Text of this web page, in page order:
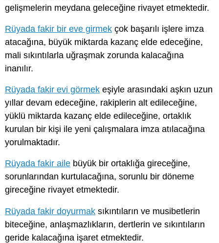
gelişmelerin meydana geleceğine rivayet etmektedir.
Rüyada fakir bir eve girmek çok başarılı işlere imza
atacağına, büyük miktarda kazanç elde edeceğine,
mali sıkıntılarla uğraşmak zorunda kalacağına
inanılır.
Rüyada fakir evi görmek eşiyle arasındaki aşkın uzun
yıllar devam edeceğine, rakiplerin alt edileceğine,
yüklü miktarda kazanç elde edileceğine, ortaklık
kurulan bir kişi ile yeni çalışmalara imza atılacağına
yorulmaktadır.
Rüyada fakir aile büyük bir ortaklığa gireceğine,
sorunlarından kurtulacağına, sorunlu bir döneme
gireceğine rivayet etmektedir.
Rüyada fakir doyurmak sıkıntıların ve musibetlerin
biteceğine, anlaşmazlıkların, dertlerin ve sıkıntıların
geride kalacağına işaret etmektedir.